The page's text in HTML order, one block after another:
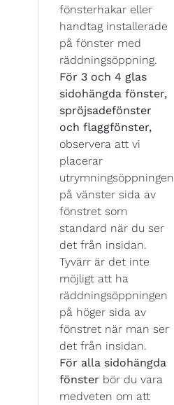
fönsterhakar eller
handtag installerade
på fönster med
räddningsöppning.
För 3 och 4 glas
sidohängda fönster,
spröjsadefönster
och flaggfönster,
observera att vi
placerar
utrymningsöppningen
på vänster sida av
fönstret som
standard när du ser
det från insidan.
Tyvärr är det inte
möjligt att ha
räddningsöppningen
på höger sida av
fönstret när man ser
det från insidan.
För alla sidohängda
fönster bör du vara
medveten om att